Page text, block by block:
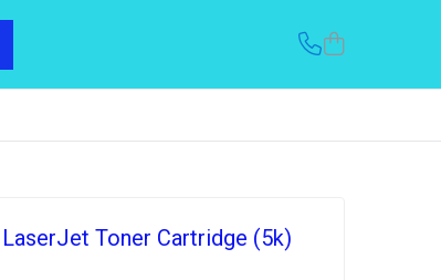
Toner Cartridge (5k)